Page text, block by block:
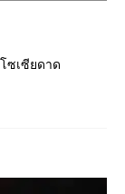
ซเซียดาด